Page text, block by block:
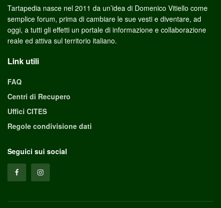
Tartapedia nasce nel 2011 da un’idea di Domenico Vitiello come
semplice forum, prima di cambiare le sue vesti e diventare, ad
oggi, a tutti gli effetti un portale di informazione e collaborazione
reale ed attiva sul territorio italiano.
Link utili
FAQ
Centri di Recupero
Uffici CITES
Regole condivisione dati
Seguici sui social